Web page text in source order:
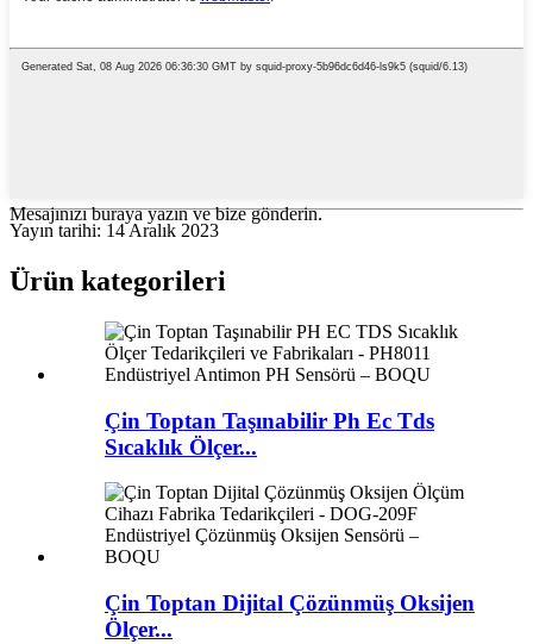
Mesajınızı buraya yazın ve bize gönderin.
Yayın tarihi: 14 Aralık 2023
Ürün kategorileri
Çin Toptan Taşınabilir Ph Ec Tds
Sıcaklık Ölçer...
Çin Toptan Dijital Çözünmüş Oksijen
Ölçer...